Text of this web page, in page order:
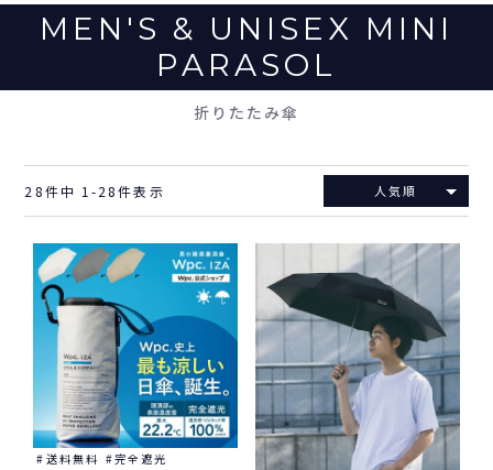
MEN'S & UNISEX MINI
PARASOL
折りたたみ傘
人気順
28件中 1-28件表示
送料無料
完全遮光